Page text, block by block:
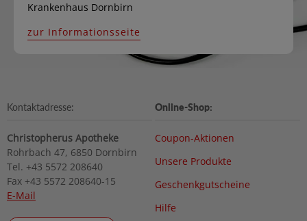
Krankenhaus Dornbirn
zur Informationsseite
Kontaktadresse:
Christopherus Apotheke
Rohrbach 47, 6850 Dornbirn
Tel. +43 5572 208640
Fax +43 5572 208640-15
E-Mail
Online-Shop:
Coupon-Aktionen
Unsere Produkte
Geschenkgutscheine
Hilfe